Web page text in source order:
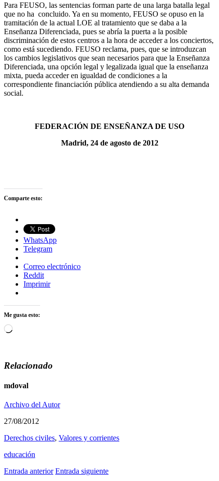
Para FEUSO, las sentencias forman parte de una larga batalla legal
que no ha concluido. Ya en su momento, FEUSO se opuso en la
tramitación de la actual LOE al tratamiento que se daba a la
Enseñanza Diferenciada, pues se abría la puerta a la posible
discriminación de estos centros a la hora de acceder a los conciertos,
como está sucediendo. FEUSO reclama, pues, que se introduzcan
los cambios legislativos que sean necesarios para que la Enseñanza
Diferenciada, una opción legal y legalizada igual que la enseñanza
mixta, pueda acceder en igualdad de condiciones a la
correspondiente financiación pública atendiendo a su alta demanda
social.
FEDERACIÓN DE ENSEÑANZA DE USO
Madrid, 24 de agosto de 2012
Comparte esto:
WhatsApp
Telegram
Correo electrónico
Reddit
Imprimir
Me gusta esto:
Cargando...
Relacionado
mdoval
Archivo del Autor
27/08/2012
Derechos civiles, Valores y corrientes
educación
Entrada anterior Entrada siguiente